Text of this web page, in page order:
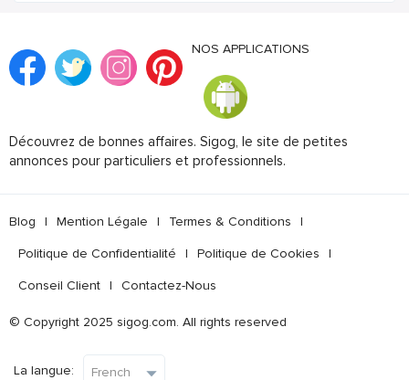
NOS APPLICATIONS
Découvrez de bonnes affaires. Sigog, le site de petites
annonces pour particuliers et professionnels.
Blog | Mention Légale | Termes & Conditions |
Politique de Confidentialité | Politique de Cookies |
Conseil Client | Contactez-Nous
© Copyright 2025 sigog.com. All rights reserved
La langue: